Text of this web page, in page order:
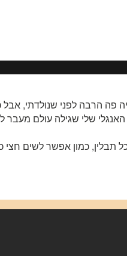
פה הרבה לפני שנולדתי,
שלי שגילה עולם מעבר
תבלין, כמון אפשר לשים חצי